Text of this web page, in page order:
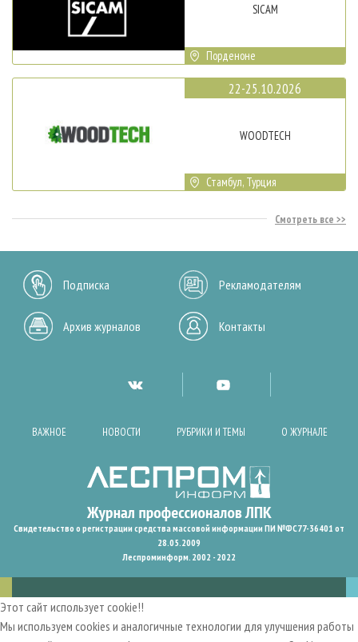
SICAM
Порденоне
22-25.10.2026
WOODTECH
Стамбул, Турция
Смотреть все
Подписка Рекламодателям
Архив журналов Контакты
ВАЖНОЕ НОВОСТИ РУБРИКИ И ТЕМЫ О ЖУРНАЛЕ
Свидетельство о регистрации средства массовой информации ПИ №ФС77-36401 от
28.05.2009
Леспроминформ. 2002 - 2022
Этот сайт использует cookie!!
Мы используем cookies и аналогичные технологии для улучшения работы